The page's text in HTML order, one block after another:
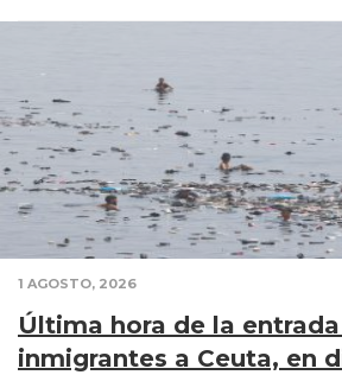
1 AGOSTO, 2026
Última hora de la
inmigrantes a Ceuta, en